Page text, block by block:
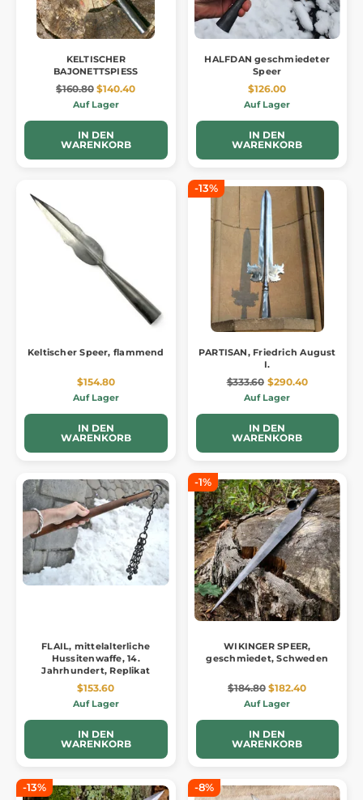
KELTISCHER
BAJONETTSPIESS
$160.80 $140.40
Auf Lager
IN DEN
WARENKORB
HALFDAN geschmiedeter
Speer
$126.00
Auf Lager
IN DEN
WARENKORB
Keltischer Speer, flammend
$154.80
Auf Lager
IN DEN
WARENKORB
-13%
PARTISAN, Friedrich August
I.
$333.60 $290.40
Auf Lager
IN DEN
WARENKORB
FLAIL, mittelalterliche
Hussitenwaffe, 14.
Jahrhundert, Replikat
$153.60
Auf Lager
IN DEN
WARENKORB
-1%
WIKINGER SPEER,
geschmiedet, Schweden
$184.80 $182.40
Auf Lager
IN DEN
WARENKORB
-13% -8%